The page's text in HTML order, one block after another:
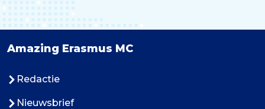
Amazing Erasmus MC
Redactie
Nieuwsbrief